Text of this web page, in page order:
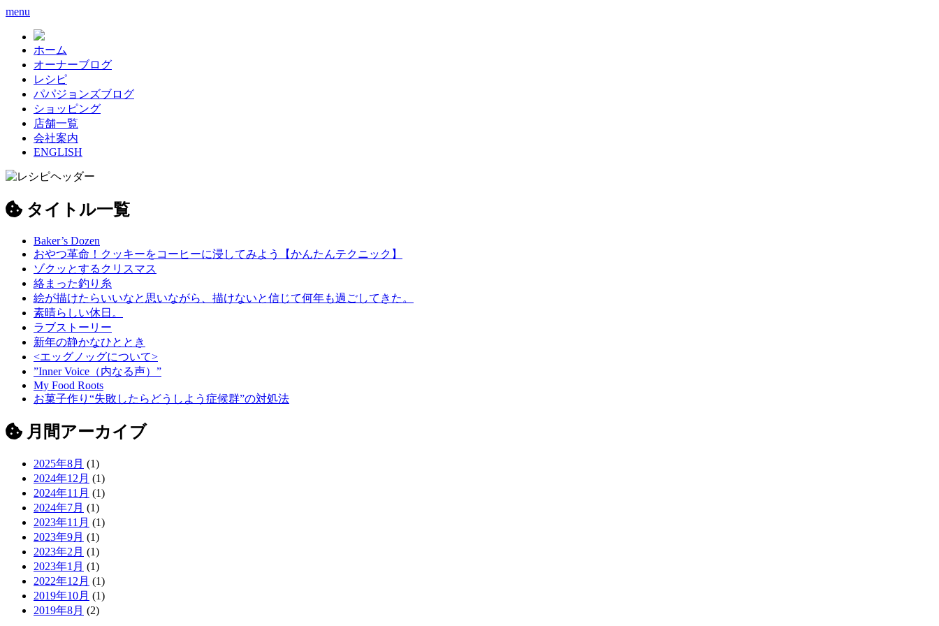
menu
ホーム
オーナーブログ
レシピ
パパジョンズブログ
ショッピング
店舗一覧
会社案内
ENGLISH
タイトル一覧
Baker’s Dozen
おやつ革命！クッキーをコーヒーに浸してみよう【かんたんテクニック】
ゾクッとするクリスマス
絡まった釣り糸
絵が描けたらいいなと思いながら、描けないと信じて何年も過ごしてきた。
素晴らしい休日。
ラブストーリー
新年の静かなひととき
<エッグノッグについて>
”Inner Voice（内なる声）”
My Food Roots
お菓子作り“失敗したらどうしよう症候群”の対処法
月間アーカイブ
2025年8月 (1)
2024年12月 (1)
2024年11月 (1)
2024年7月 (1)
2023年11月 (1)
2023年9月 (1)
2023年2月 (1)
2023年1月 (1)
2022年12月 (1)
2019年10月 (1)
2019年8月 (2)